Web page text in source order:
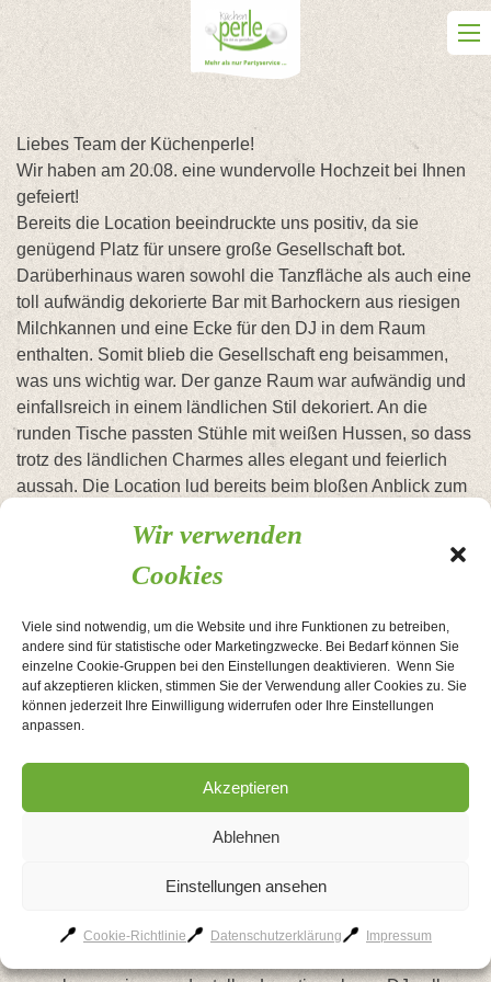
Wir verwenden
Cookies
Viele sind notwendig, um die Website und ihre Funktionen zu betreiben,
andere sind für statistische oder Marketingzwecke. Bei Bedarf können Sie
einzelne Cookie-Gruppen bei den Einstellungen deaktivieren. Wenn Sie
auf akzeptieren klicken, stimmen Sie der Verwendung aller Cookies zu. Sie
können jederzeit Ihre Einwilligung widerrufen oder Ihre Einstellungen
anpassen.
Akzeptieren
Ablehnen
Einstellungen ansehen
Cookie-Richtlinie Datenschutzerklärung Impressum
Skip
content
Liebes Team der Küchenperle!
Wir haben am 20.08. eine wundervolle Hochzeit bei Ihnen
gefeiert!
Bereits die Location beeindruckte uns positiv, da sie
genügend Platz für unsere große Gesellschaft bot.
Darüberhinaus waren sowohl die Tanzfläche als auch eine
toll aufwändig dekorierte Bar mit Barhockern aus riesigen
Milchkannen und eine Ecke für den DJ in dem Raum
enthalten. Somit blieb die Gesellschaft eng beisammen,
was uns wichtig war. Der ganze Raum war aufwändig und
einfallsreich in einem ländlichen Stil dekoriert. An die
runden Tische passten Stühle mit weißen Hussen, so dass
trotz des ländlichen Charmes alles elegant und feierlich
aussah. Die Location lud bereits beim bloßen Anblick zum
Weiterhin ist etwas abseits ein kleiner Raum, in dem
unsere Freunde ihre Kinder ganz unproblematisch
Das Team der Küchenperle hätte ebenso nicht besser sein
können: Frau Müller ist einfallsreich und zuverlässig. Bei
der Abstimmung des Hochzeitsbuffets hielt sie fantastische
Kreationen bereit, die einfach alles andere als gewöhnlich
waren. So war das Buffet ein wahrer Genuss und darüber
Das Service-Team war überaus aufmerksam und
beim größten Stress (wie wir hinterher von Frau Müller mit
immer ein Lächeln parat.